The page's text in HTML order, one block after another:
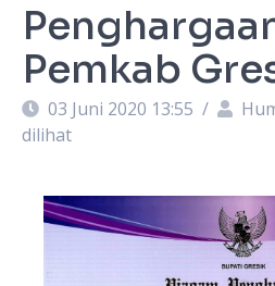
Pemkab
03 Juni 2020 13:55 /
dilihat